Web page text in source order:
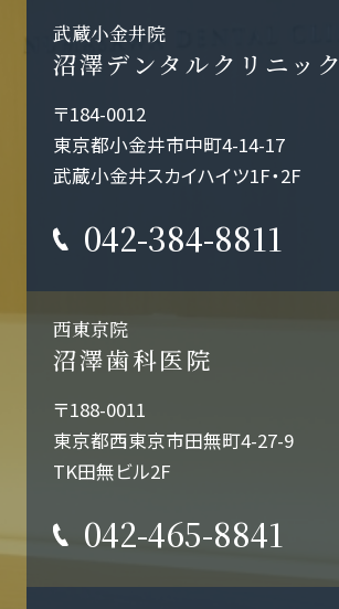
武蔵小金井院
沼澤デンタルクリニック
〒184-0012
東京都小金井市中町4-14-17
武蔵小金井スカイハイツ1F・2F
042-384-8811
西東京院
沼澤歯科医院
〒188-0011
東京都西東京市田無町4-27-9
TK田無ビル2F
042-465-8841